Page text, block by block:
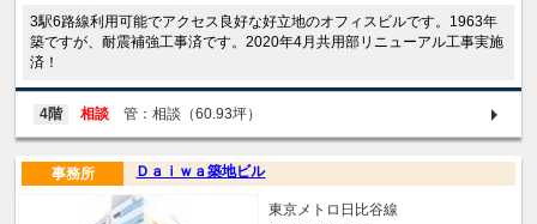
3駅6路線利用可能でアクセス良好な好立地のオフィスビルです。1963年
築ですが、耐震補強工事済です。2020年4月共用部リニューアル工事実施
済！
4階 相談 管：相談（60.93坪）
Ｄａｉｗａ築地ビル
事務所
東京メトロ日比谷線